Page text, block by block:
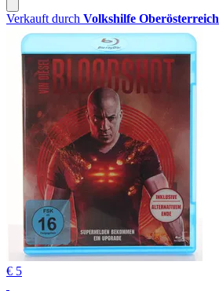
Verkauft durch Volkshilfe Oberösterreich
€ 5